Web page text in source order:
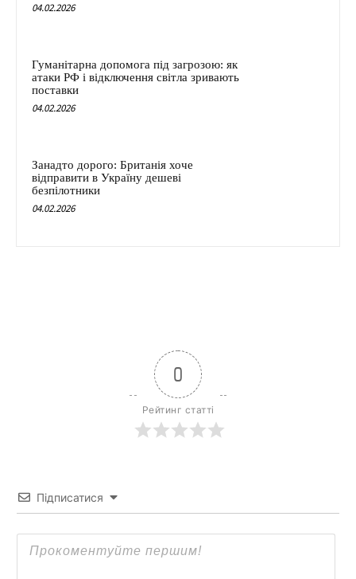
04.02.2026
Гуманітарна допомога під загрозою: як
атаки РФ і відключення світла зривають
поставки
04.02.2026
Занадто дорого: Британія хоче
відправити в Україну дешеві
безпілотники
04.02.2026
0
Рейтинг статті
Підписатися